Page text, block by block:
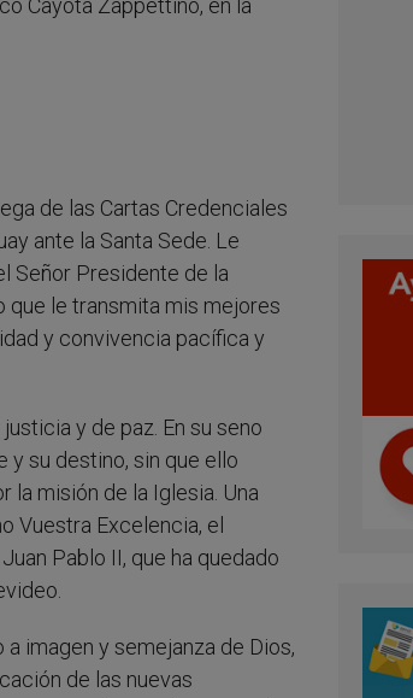
Cayota Zappettino, en la
de las Cartas Credenciales
ante la Santa Sede. Le
Señor Presidente de la
que le transmita mis mejores
y convivencia pacífica y
y de paz. En su seno
su destino, sin que ello
la misión de la Iglesia. Una
Vuestra Excelencia, el
Pablo II, que ha quedado
imagen y semejanza de Dios,
de las nuevas